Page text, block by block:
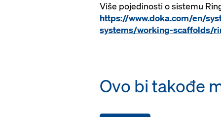
Više pojedinosti o sistemu
https://www.doka.com/en/
systems/working-scaffolds/
Ovo bi takođe